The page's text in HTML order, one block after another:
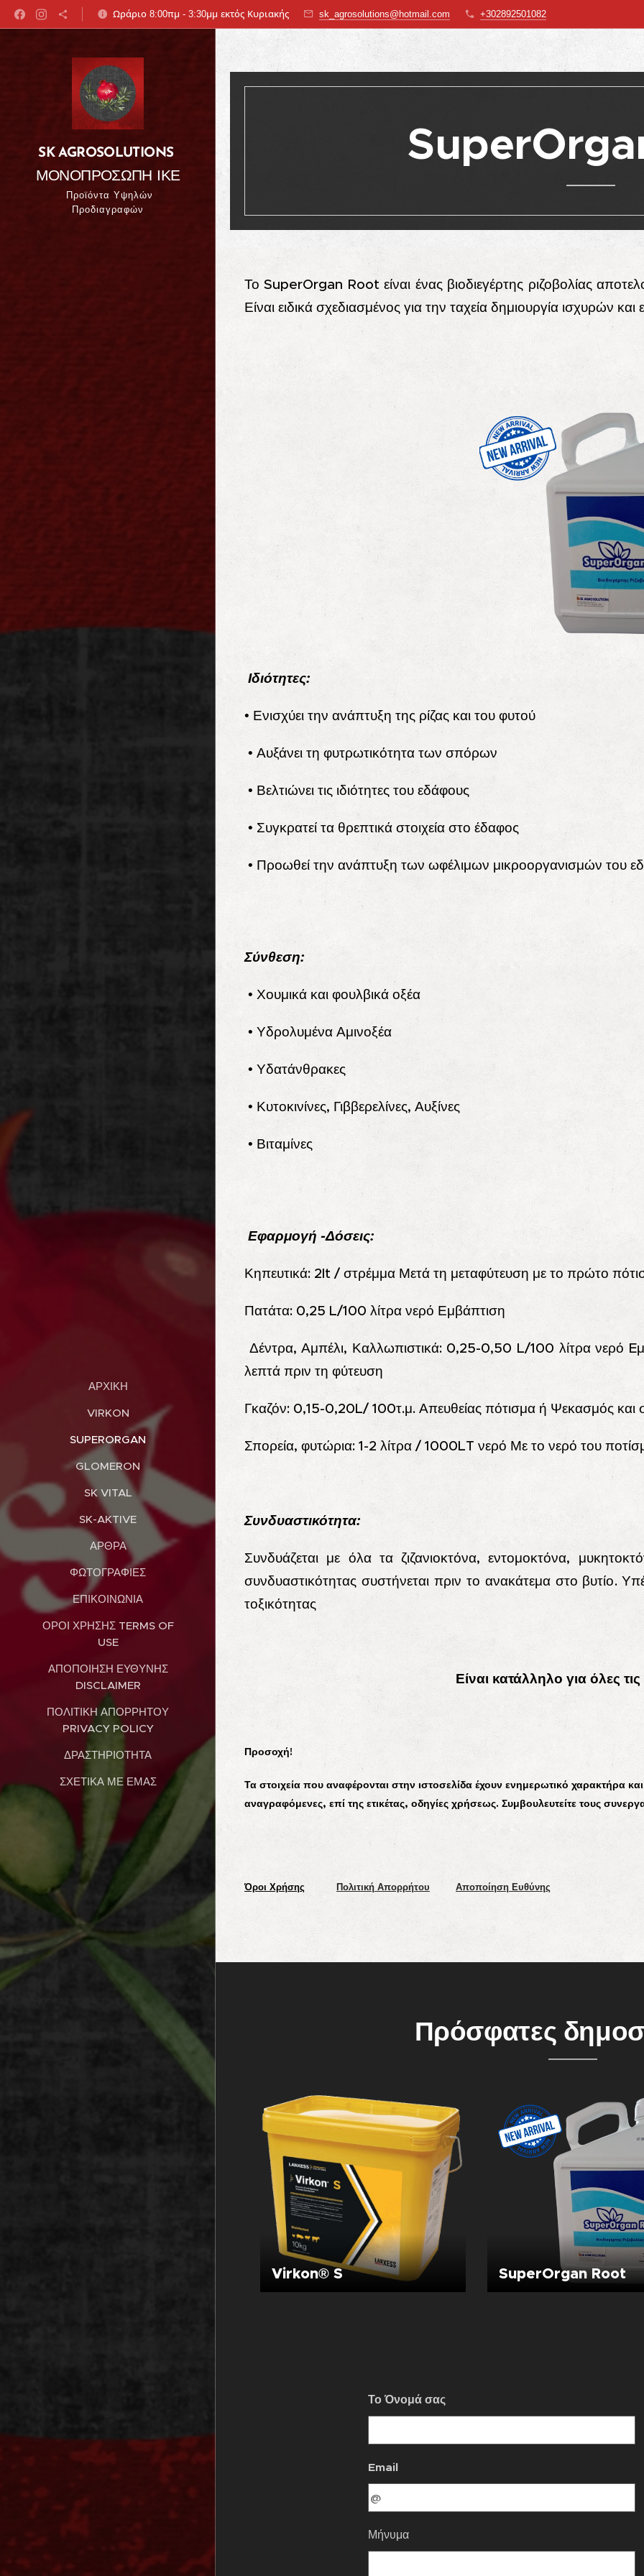
Ωράριο 8:00πμ - 3:30μμ εκτός Κυριακής sk_agrosolutions@hotmail.com +302892501082
SK AGROSOLUTIONS
ΜΟΝΟΠΡΟΣΩΠΗ ΙΚΕ
Προϊόντα Υψηλών
Προδιαγραφών
ΑΡΧΙΚΉ
VIRKON
SUPERORGAN
GLOMERON
SK VITAL
SK-AKTIVE
ΆΡΘΡΑ
ΦΩΤΟΓΡΑΦΊΕΣ
ΕΠΙΚΟΙΝΩΝΊΑ
ΌΡΟΙ ΧΡΉΣΗΣ TERMS OF
USE
ΑΠΟΠΟΊΗΣΗ ΕΥΘΎΝΗΣ
DISCLAIMER
ΠΟΛΙΤΙΚΉ ΑΠΟΡΡΉΤΟΥ
PRIVACY POLICY
ΔΡΑΣΤΗΡΙΌΤΗΤΑ
ΣΧΕΤΙΚΆ ΜΕ ΕΜΆΣ
Το SuperOrgan Root είναι ένας βιοδιεγέρτης ριζοβολίας
Είναι ειδικά σχεδιασμένος για την ταχεία δημιουργία ισχυρών
Ιδιότητες:
• Ενισχύει την ανάπτυξη της ρίζας και του φυτού
• Αυξάνει τη φυτρωτικότητα των σπόρων
• Βελτιώνει τις ιδιότητες του εδάφους
• Συγκρατεί τα θρεπτικά στοιχεία στο έδαφος
• Προωθεί την ανάπτυξη των ωφέλιμων μικροοργανισμών του
Σύνθεση:
• Χουμικά και φουλβικά οξέα
• Υδρολυμένα Αμινοξέα
• Υδατάνθρακες
• Κυτοκινίνες, Γιββερελίνες, Αυξίνες
• Βιταμίνες
Εφαρμογή -Δόσεις:
Κηπευτικά: 2lt / στρέμμα Μετά τη μεταφύτευση με το πρώτο
Πατάτα: 0,25 L/100 λίτρα νερό Εμβάπτιση
Δέντρα, Αμπέλι, Καλλωπιστικά: 0,25-0,50 L/100 λίτρα νερό
λεπτά πριν τη φύτευση
Γκαζόν: 0,15-0,20L/ 100τ.μ. Απευθείας πότισμα ή Ψεκασμός και
Σπορεία, φυτώρια: 1-2 λίτρα / 1000LT νερό Με το νερό του
Συνδυαστικότητα:
Συνδυάζεται με όλα τα ζιζανιοκτόνα, εντομοκτόνα,
συνδυαστικότητας συστήνεται πριν το ανακάτεμα στο βυτίο.
τοξικότητας
Είναι κατάλληλο για όλες τις
Προσοχή!
Τα στοιχεία που αναφέρονται στην ιστοσελίδα έχουν ενημερωτικό χαρακτήρα
αναγραφόμενες, επί της ετικέτας, οδηγίες χρήσεως. Συμβουλευτείτε τους
Όροι Χρήσης Πολιτική Απορρήτου Αποποίηση Ευθύνης
Πρόσφατες
Virkon® S SuperOrgan Root
Το Όνομά σας
Email
Μήνυμα